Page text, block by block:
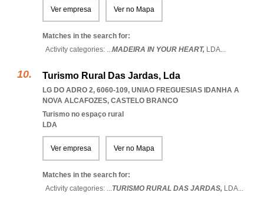
Ver empresa Ver no Mapa
Matches in the search for:
Activity categories: ...MADEIRA IN YOUR HEART, LDA...
Turismo Rural Das Jardas, Lda
LG DO ADRO 2, 6060-109, UNIAO FREGUESIAS IDANHA A
NOVA ALCAFOZES, CASTELO BRANCO
Turismo no espaço rural
LDA
Ver empresa Ver no Mapa
Matches in the search for:
Activity categories: ...TURISMO RURAL DAS JARDAS, LDA...